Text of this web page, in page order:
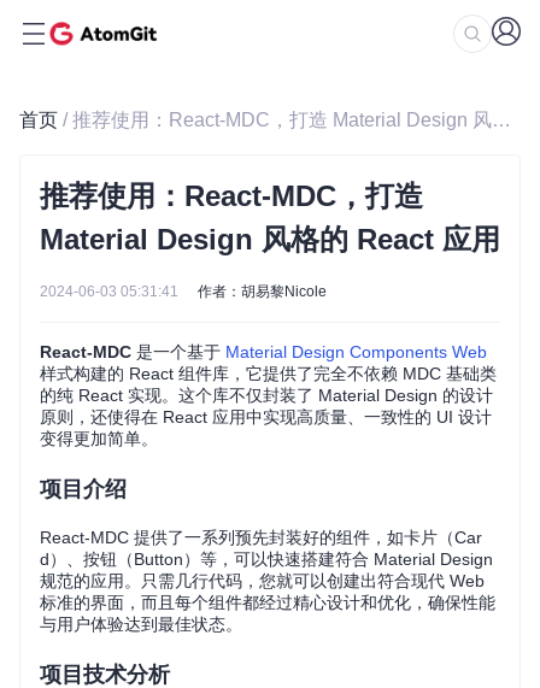
首页 / 推荐使用：React-MDC，打造 Material Design 风格的 React 应用
推荐使用：React-MDC，打造
Material Design 风格的 React 应用
2024-06-03 05:31:41 作者：胡易黎Nicole
React-MDC 是一个基于 Material Design Components Web
样式构建的 React 组件库，它提供了完全不依赖 MDC 基础类
的纯 React 实现。这个库不仅封装了 Material Design 的设计
原则，还使得在 React 应用中实现高质量、一致性的 UI 设计
变得更加简单。
项目介绍
React-MDC 提供了一系列预先封装好的组件，如卡片（Car
d）、按钮（Button）等，可以快速搭建符合 Material Design
规范的应用。只需几行代码，您就可以创建出符合现代 Web
标准的界面，而且每个组件都经过精心设计和优化，确保性能
与用户体验达到最佳状态。
项目技术分析